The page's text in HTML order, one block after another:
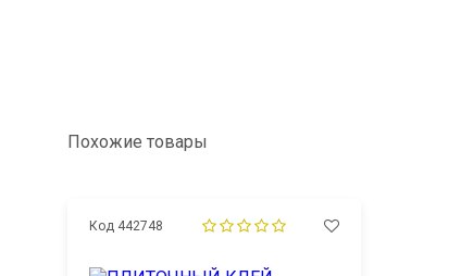
Похожие товары
Код 442748